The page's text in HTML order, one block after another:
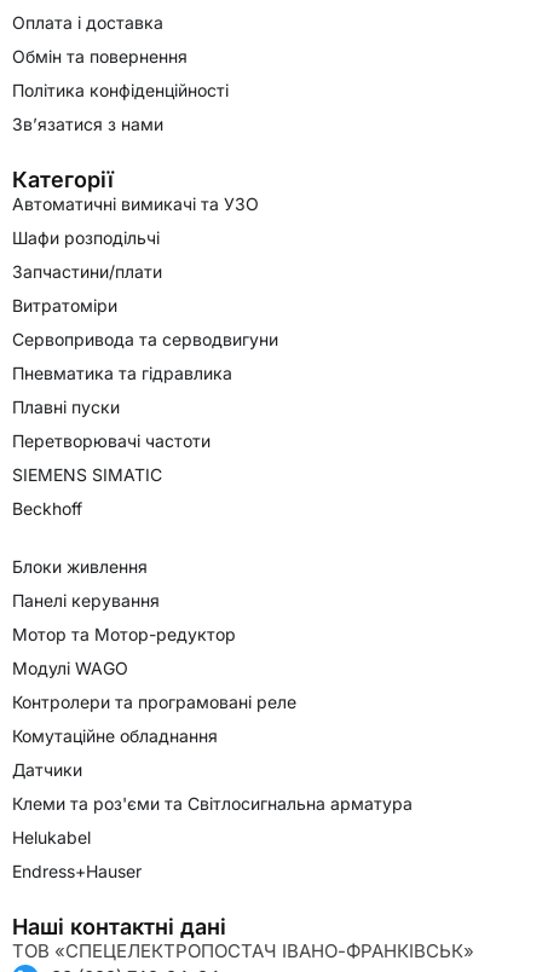
Оплата і доставка
Обмін та повернення
Політика конфіденційності
Зв’язатися з нами
Категорії
Автоматичні вимикачі та УЗО
Шафи розподільчі
Запчастини/плати
Витратоміри
Сервопривода та серводвигуни
Пневматика та гідравлика
Плавні пуски
Перетворювачі частоти
SIEMENS SIMATIC
Beckhoff
Блоки живлення
Панелі керування
Мотор та Мотор-редуктор
Модулі WAGO
Контролери та програмовані реле
Комутаційне обладнання
Датчики
Клеми та роз'єми та Світлосигнальна арматура
Helukabel
Endress+Hauser
Наші контактні дані
ТОВ «СПЕЦЕЛЕКТРОПОСТАЧ ІВАНО-ФРАНКІВСЬК»